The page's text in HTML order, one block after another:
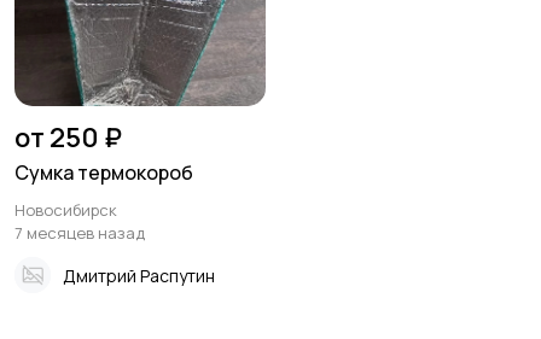
от 250 ₽
Сумка термокороб
Новосибирск
7 месяцев назад
Дмитрий Распутин